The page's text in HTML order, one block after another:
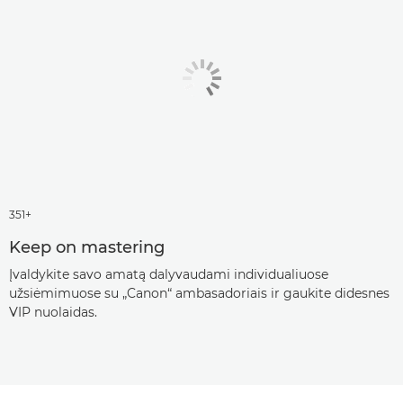
351+
Keep on mastering
Įvaldykite savo amatą dalyvaudami individualiuose
užsiėmimuose su „Canon“ ambasadoriais ir gaukite didesnes
VIP nuolaidas.